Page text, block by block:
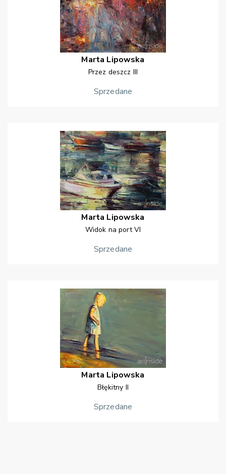
Marta Lipowska
Przez deszcz III
Sprzedane
Marta Lipowska
Widok na port VI
Sprzedane
Marta Lipowska
Błękitny II
Sprzedane